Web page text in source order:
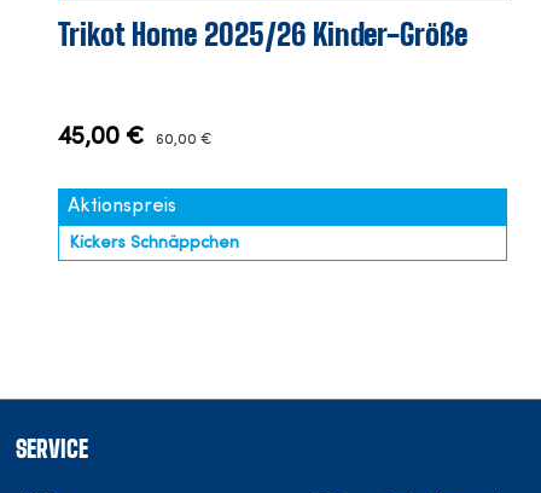
Trikot Home 2025/26 Kinder-Größe
45,00 € 60,00 €
Aktionspreis
Kickers Schnäppchen
SERVICE